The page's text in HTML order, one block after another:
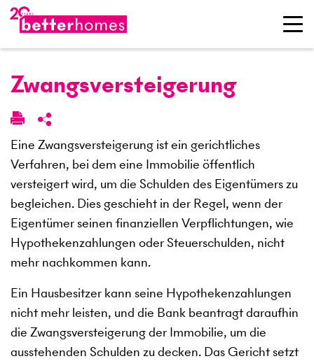
Zwangs­versteigerung
Eine Zwangsversteigerung ist ein gerichtliches
Verfahren, bei dem eine Immobilie öffentlich
versteigert wird, um die Schulden des Eigentümers zu
begleichen. Dies geschieht in der Regel, wenn der
Eigentümer seinen finanziellen Verpflichtungen, wie
Hypothekenzahlungen oder Steuerschulden, nicht
mehr nachkommen kann.
Ein Hausbesitzer kann seine Hypothekenzahlungen
nicht mehr leisten, und die Bank beantragt daraufhin
die Zwangsversteigerung der Immobilie, um die
ausstehenden Schulden zu decken. Das Gericht setzt